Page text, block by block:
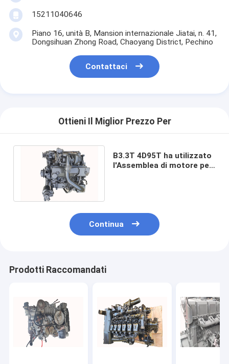
15211040646
Piano 16, unità B, Mansion internazionale Jiatai, n. 41,
Dongsihuan Zhong Road, Chaoyang District, Pechino
Contattaci
Ottieni Il Miglior Prezzo Per
B3.3T 4D95T ha utilizzato
l'Assemblea di motore per
Continua
Prodotti Raccomandati